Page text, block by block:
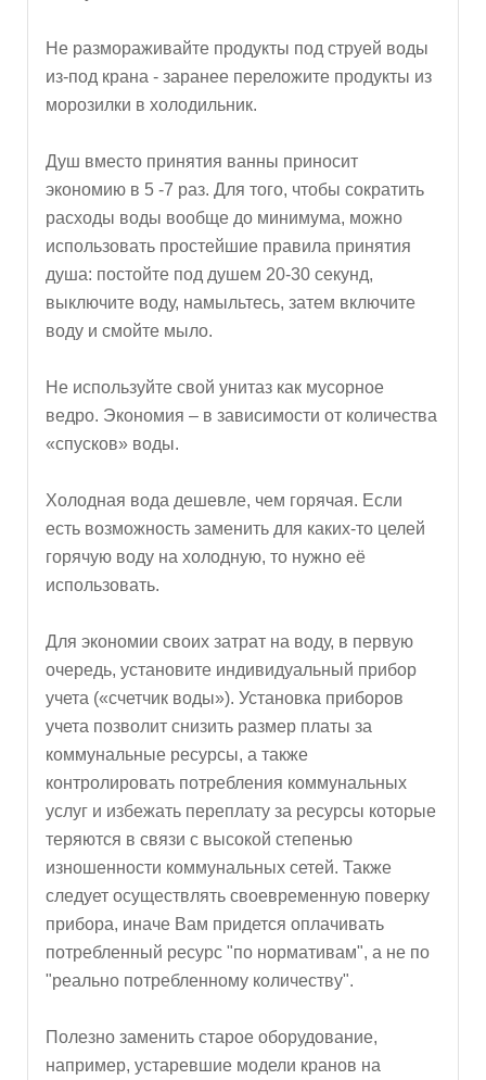
Не размораживайте продукты под струей воды
из-под крана - заранее переложите продукты из
морозилки в холодильник.
Душ вместо принятия ванны приносит
экономию в 5 -7 раз. Для того, чтобы сократить
расходы воды вообще до минимума, можно
использовать простейшие правила принятия
душа: постойте под душем 20-30 секунд,
выключите воду, намыльтесь, затем включите
воду и смойте мыло.
Не используйте свой унитаз как мусорное
ведро. Экономия – в зависимости от количества
«спусков» воды.
Холодная вода дешевле, чем горячая. Если
есть возможность заменить для каких-то целей
горячую воду на холодную, то нужно её
использовать.
Для экономии своих затрат на воду, в первую
очередь, установите индивидуальный прибор
учета («счетчик воды»). Установка приборов
учета позволит снизить размер платы за
коммунальные ресурсы, а также
контролировать потребления коммунальных
услуг и избежать переплату за ресурсы которые
теряются в связи с высокой степенью
изношенности коммунальных сетей. Также
следует осуществлять своевременную поверку
прибора, иначе Вам придется оплачивать
потребленный ресурс "по нормативам", а не по
"реально потребленному количеству".
Полезно заменить старое оборудование,
например, устаревшие модели кранов на